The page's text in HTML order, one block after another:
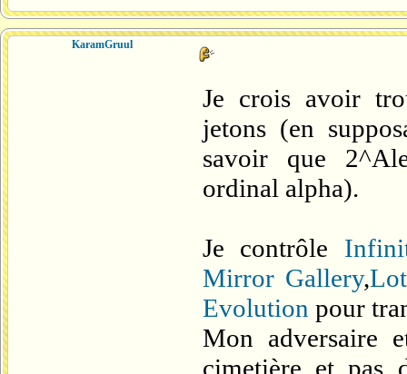
KaramGruul
Je crois avoir
jetons (en
savoir que
ordinal alpha).
Je contrôle
Mirror Gallery,
Evolution pour
Mon adversaire
cimetière et pas